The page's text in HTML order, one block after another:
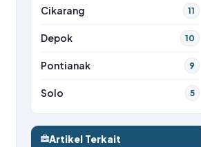
Cikarang 11
Depok 10
Pontianak 9
Solo 5
Artikel Terkait